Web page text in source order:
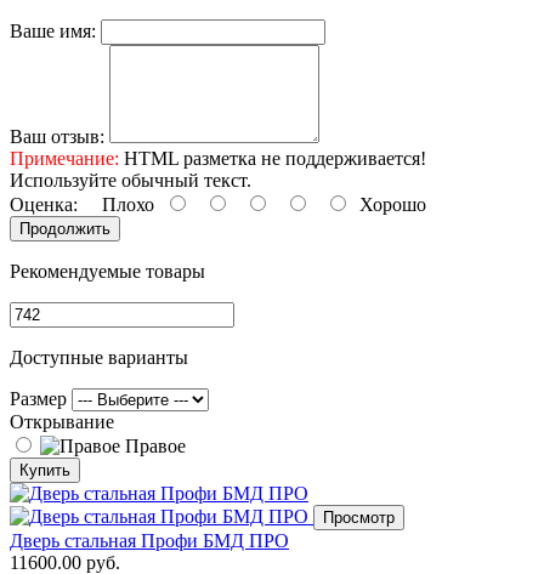
Ваше имя:
Ваш отзыв:
Примечание: HTML разметка не поддерживается!
Используйте обычный текст.
Оценка: Плохо Хорошо
Продолжить
Рекомендуемые товары
Доступные варианты
Размер
Открывание
Правое
Купить
Просмотр
Дверь стальная Профи БМД ПРО
11600.00 руб.